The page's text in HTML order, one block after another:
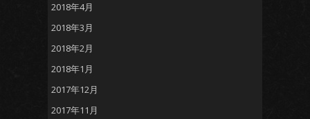
2018年4月
2018年3月
2018年2月
2018年1月
2017年12月
2017年11月